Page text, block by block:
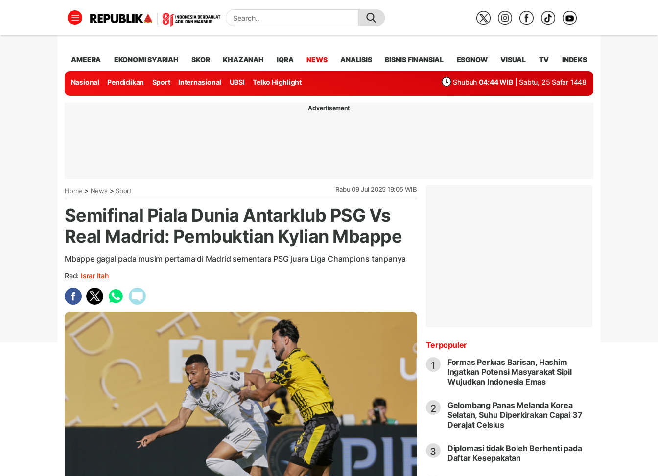
AMEERA EKONOMI SYARIAH SKOR KHAZANAH IQRA NEWS ANALISIS BISNIS FINANSIAL ESGNOW VISUAL TV INDEKS
Nasional Pendidikan Sport Internasional UBSI Telko Highlight Shubuh 04:44 WIB | Sabtu, 25 Safar 1448
Advertisement
Home > News > Sport Rabu 09 Jul 2025 19:05 WIB
Semifinal Piala Dunia Antarklub PSG Vs
Real Madrid: Pembuktian Kylian Mbappe
Mbappe gagal pada musim pertama di Madrid sementara PSG juara Liga Champions tanpanya
Red: Israr Itah
Terpopuler
1
Formas Perluas Barisan, Hashim
Ingatkan Potensi Masyarakat Sipil
Wujudkan Indonesia Emas
2
Gelombang Panas Melanda Korea
Selatan, Suhu Diperkirakan Capai 37
Derajat Celsius
3
Diplomasi tidak Boleh Berhenti pada
Daftar Kesepakatan